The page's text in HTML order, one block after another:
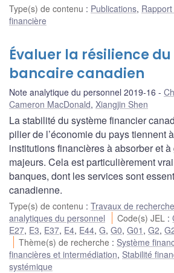
Type(s) de contenu : Publications,
financière
Évaluer la résilience
bancaire canadien
Note analytique du personnel 2019-16
Cameron MacDonald, Xiangjin Shen
La stabilité du système financier
pilier de l’économie du pays tiennent
institutions financières à absorber et
majeurs. Cela est particulièrement
banques, dont les services sont
canadienne.
Type(s) de contenu : Travaux de
analytiques du personnel
Code(s) JEL :
E27, E3, E37, E4, E44, G, G0, G01 , G2,
Thème(s) de recherche : Système
financières et intermédiation, Stabilité
systémique